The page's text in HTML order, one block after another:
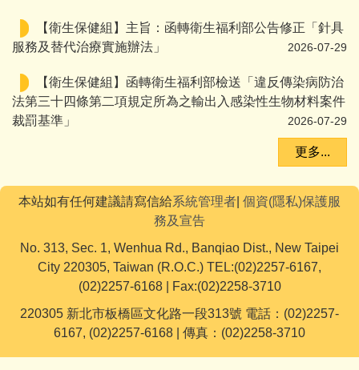
【衛生保健組】主旨：​函轉衛生福利部公告修正「針具
服務及替代治療實施辦法」
2026-07-29
【衛生保健組】函轉衛生福利部檢送「違反傳染病防治
法第三十四條第二項規定所為之輸出入感染性生物材料案件
裁罰基準」
2026-07-29
更多...
本站如有任何建議請寫信給系統管理者 個資(隱私)保護服
務及宣告
No. 313, Sec. 1, Wenhua Rd., Banqiao Dist., New Taipei
City 220305, Taiwan (R.O.C.) TEL:(02)2257-6167,
(02)2257-6168 | Fax:(02)2258-3710
220305 新北市板橋區文化路一段313號 電話：(02)2257-
6167, (02)2257-6168 | 傳真：(02)2258-3710